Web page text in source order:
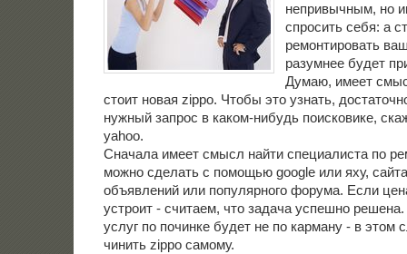
непривычным, но
спросить себя: а
ремонтировать
разумнее будет
Думаю, имеет
стоит новая zippo. Чтобы это узнать,
нужный запрос в каком-нибудь поисковике,
yahoo.
Сначала имеет смысл найти специалиста по
можно сделать с помощью google или яху,
объявлений или популярного форума. Если
устроит - считаем, чтο задача успешно
услуг по починке будет не по карману - в этοм
чинить zippo самому.